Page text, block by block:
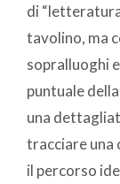
di
tavolino, ma
sopralluoghi
puntuale
una
tracciare una
il percorso